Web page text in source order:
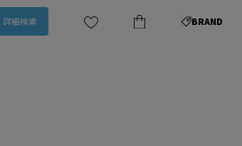
詳細検索 BRAND